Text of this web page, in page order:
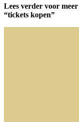
Lees verder voor
“tickets kopen”